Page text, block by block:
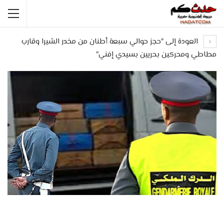
العودة إلى "حجز حوالي سبعة أطنان من مخدر الشيرا وقارب
مطاطي ومحركين بحريين بسيدي إفني"